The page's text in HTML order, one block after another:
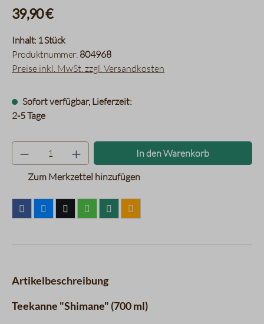
39,90 €
Inhalt: 1 Stück
Produktnummer: 804968
Preise inkl. MwSt. zzgl. Versandkosten
Sofort verfügbar, Lieferzeit:
2-5 Tage
Produkt Anzahl: Gib den
In den Warenkorb
Zum Merkzettel hinzufügen
Artikelbeschreibung
Teekanne "Shimane" (700 ml)